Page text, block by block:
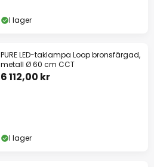
I lager
PURE LED-taklampa Loop bronsfärgad,
metall Ø 60 cm CCT
6 112,00 kr
I lager